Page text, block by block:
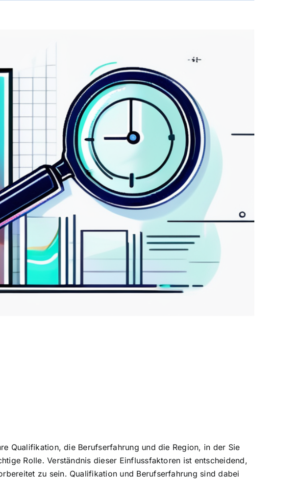
Qualifikation, die Berufserfahrung und die Region, in der Sie
Rolle. Verständnis dieser Einflussfaktoren ist entscheidend,
zu sein. Qualifikation und Berufserfahrung sind dabei